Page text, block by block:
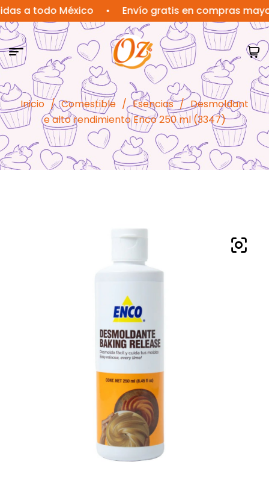
todo México • Envío gratis en compras mayores a
Inicio / Comestible / Esencias / Desmoldant
e alto rendimiento Enco 250 ml (3347)